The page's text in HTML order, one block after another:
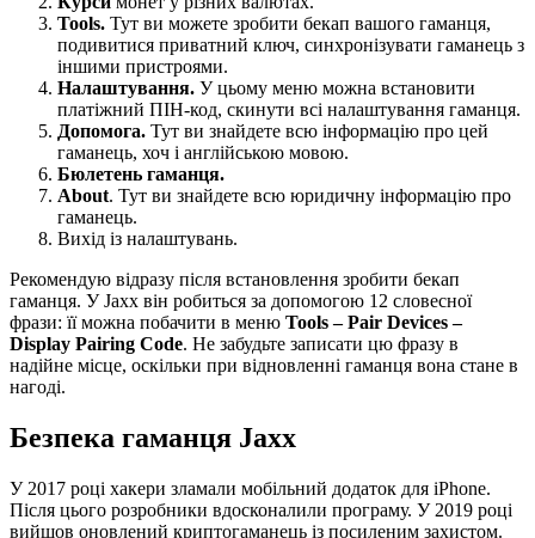
Tools. Тут ви можете зробити бекап вашого гаманця,
подивитися приватний ключ, синхронізувати гаманець з
іншими пристроями.
Налаштування. У цьому меню можна встановити
платіжний ПІН-код, скинути всі налаштування гаманця.
Допомога. Тут ви знайдете всю інформацію про цей
гаманець, хоч і англійською мовою.
Бюлетень гаманця.
About. Тут ви знайдете всю юридичну інформацію про
гаманець.
Вихід із налаштувань.
Рекомендую відразу після встановлення зробити бекап
гаманця. У Jaxx він робиться за допомогою 12 словесної
фрази: її можна побачити в меню Tools – Pair Devices –
Display Pairing Code. Не забудьте записати цю фразу в
надійне місце, оскільки при відновленні гаманця вона стане в
нагоді.
Безпека гаманця Jaxx
У 2017 році хакери зламали мобільний додаток для iPhone.
Після цього розробники вдосконалили програму. У 2019 році
вийшов оновлений криптогаманець із посиленим захистом.